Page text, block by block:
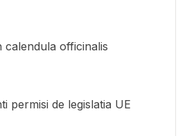
calendula officinalis
permisi de legislatia UE